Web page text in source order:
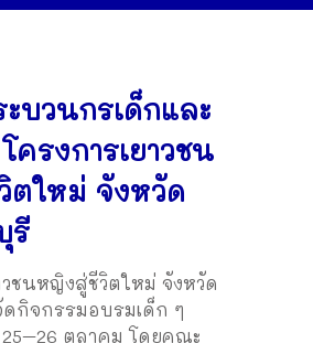
บวนกรเด็กและ
ครงการเยาวชน
ตใหม่ จังหวัด
รี
วชนหญิงสู่ชีวิตใหม่ จังหวัด
กิจกรรมอบรมเด็ก ๆ
25–26 ตุลาคม โดยคณะ